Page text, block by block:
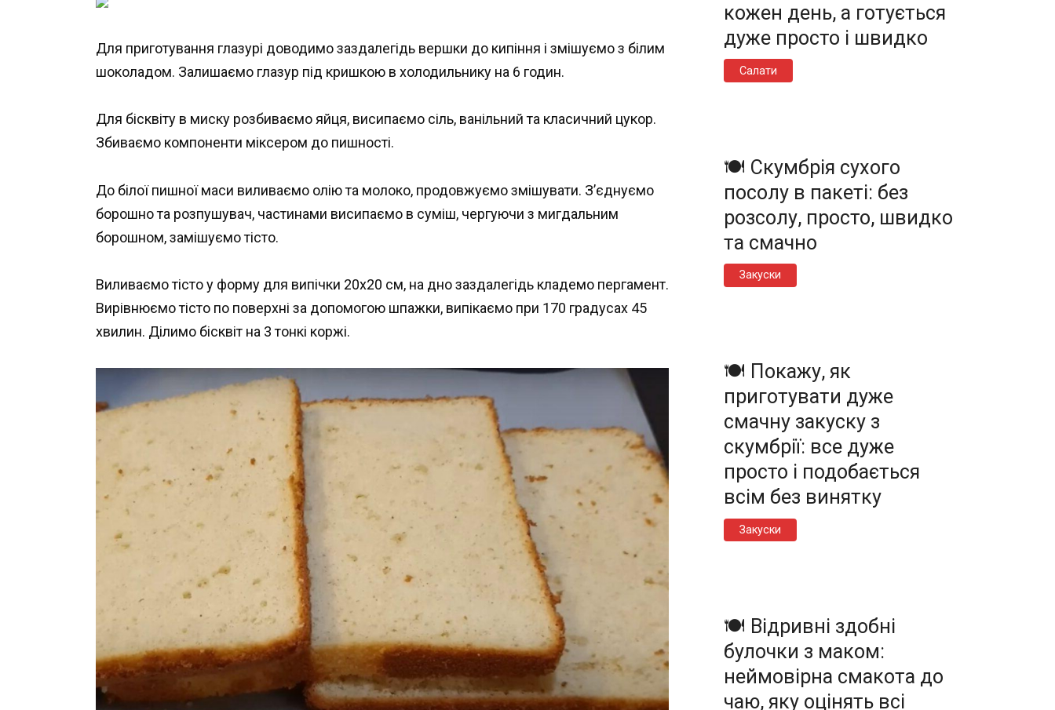
Для приготування глазурі доводимо заздалегідь вершки до кипіння і змішуємо з білим
шоколадом. Залишаємо глазур під кришкою в холодильнику на 6 годин.
Для бісквіту в миску розбиваємо яйця, висипаємо сіль, ванільний та класичний цукор.
Збиваємо компоненти міксером до пишності.
До білої пишної маси виливаємо олію та молоко, продовжуємо змішувати. З’єднуємо
борошно та розпушувач, частинами висипаємо в суміш, чергуючи з мигдальним
борошном, замішуємо тісто.
Виливаємо тісто у форму для випічки 20х20 см, на дно заздалегідь кладемо пергамент.
Вирівнюємо тісто по поверхні за допомогою шпажки, випікаємо при 170 градусах 45
хвилин. Ділимо бісквіт на 3 тонкі коржі.
кожен день, а готується
дуже просто і швидко
Салати
🍽️ Скумбрія сухого
посолу в пакеті: без
розсолу, просто, швидко
та смачно
Закуски
🍽️ Покажу, як
приготувати дуже
смачну закуску з
скумбрії: все дуже
просто і подобається
всім без винятку
Закуски
🍽️ Відривні здобні
булочки з маком:
неймовірна смакота до
чаю, яку оцінять всі